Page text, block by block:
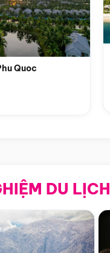
Quoc
DU LỊCH